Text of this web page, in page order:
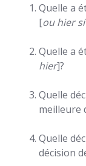
Quelle a
[ou hier
Quelle a
hier]?
Quelle
meilleure
Quelle
décision